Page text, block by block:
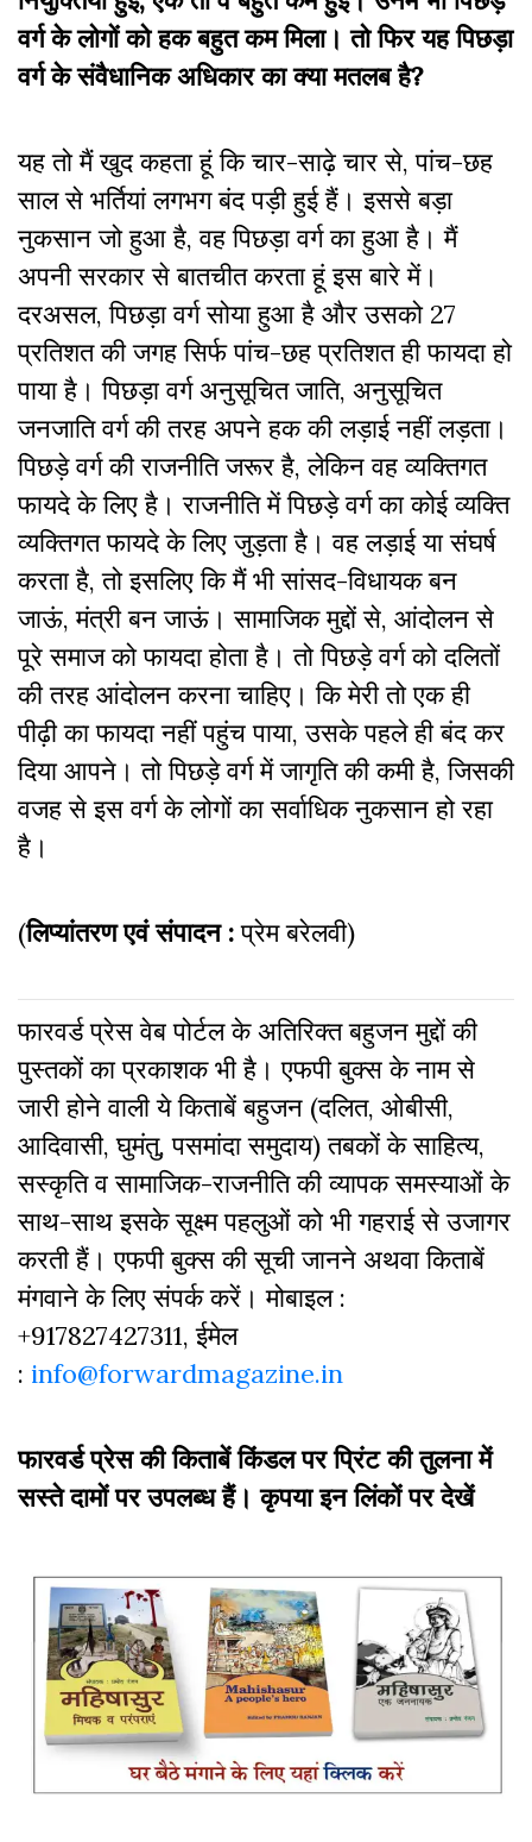
वर्ग के लोगों को हक बहुत कम मिला। तो फिर यह पिछड़ा
वर्ग के संवैधानिक अधिकार का क्या मतलब है?
यह तो मैं खुद कहता हूं कि चार-साढ़े चार से, पांच-छह
साल से भर्तियां लगभग बंद पड़ी हुई हैं। इससे बड़ा
नुकसान जो हुआ है, वह पिछड़ा वर्ग का हुआ है। मैं
अपनी सरकार से बातचीत करता हूं इस बारे में।
दरअसल, पिछड़ा वर्ग सोया हुआ है और उसको 27
प्रतिशत की जगह सिर्फ पांच-छह प्रतिशत ही फायदा हो
पाया है। पिछड़ा वर्ग अनुसूचित जाति, अनुसूचित
जनजाति वर्ग की तरह अपने हक की लड़ाई नहीं लड़ता।
पिछड़े वर्ग की राजनीति जरूर है, लेकिन वह व्यक्तिगत
फायदे के लिए है। राजनीति में पिछड़े वर्ग का कोई व्यक्ति
व्यक्तिगत फायदे के लिए जुड़ता है। वह लड़ाई या संघर्ष
करता है, तो इसलिए कि मैं भी सांसद-विधायक बन
जाऊं, मंत्री बन जाऊं। सामाजिक मुद्दों से, आंदोलन से
पूरे समाज को फायदा होता है। तो पिछड़े वर्ग को दलितों
की तरह आंदोलन करना चाहिए। कि मेरी तो एक ही
पीढ़ी का फायदा नहीं पहुंच पाया, उसके पहले ही बंद कर
दिया आपने। तो पिछड़े वर्ग में जागृति की कमी है, जिसकी
वजह से इस वर्ग के लोगों का सर्वाधिक नुकसान हो रहा
है।
(लिप्यांतरण एवं संपादन :प्रेम बरेलवी)
फारवर्ड प्रेस वेब पोर्टल के अतिरिक्‍त बहुजन मुद्दों की
पुस्‍तकों का प्रकाशक भी है। एफपी बुक्‍स के नाम से
जारी होने वाली ये किताबें बहुजन (दलित, ओबीसी,
आदिवासी, घुमंतु, पसमांदा समुदाय) तबकों के साहित्‍य,
सस्‍क‍ृति व सामाजिक-राजनीति की व्‍यापक समस्‍याओं के
साथ-साथ इसके सूक्ष्म पहलुओं को भी गहराई से उजागर
करती हैं। एफपी बुक्‍स की सूची जानने अथवा किताबें
मंगवाने के लिए संपर्क करें। मोबाइल :
+917827427311, ईमेल
: info@forwardmagazine.in
फारवर्ड प्रेस की किताबें किंडल पर प्रिंट की तुलना में
सस्ते दामों पर उपलब्ध हैं। कृपया इन लिंकों पर देखें